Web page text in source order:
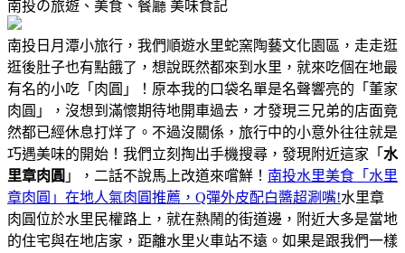
南投の旅遊、美食、餐廳 美味食記
南投日月潭小旅行，我們順遊水里蛇窯陶藝文化園區，走走逛
逛後肚子也有點餓了，想說既然都來到水里，就來吃個在地最
有名的小吃「肉圓」！原本我的口袋名單是名聲響亮的「董家
肉圓」，沒想到滿懷期待地開車過去，才發現三兄弟的店面竟
然都已經休息打烊了。不過沒關係，旅行中的小意外往往就是
巧遇美味的開始！我們立刻掏出手機搜尋，發現附近這家「 水
里章肉圓 」，二話不說馬上改道來嚐鮮！ 南投水里美食「水里
章肉圓」在地人氣肉圓推薦，Q彈外皮配白醬超涮嘴!水里章
肉圓位於水里民權路上，就在熱鬧的街道邊，附近大多是當地
的住宅與在地店家，距離水里火車站不遠。如果是跟我們一樣